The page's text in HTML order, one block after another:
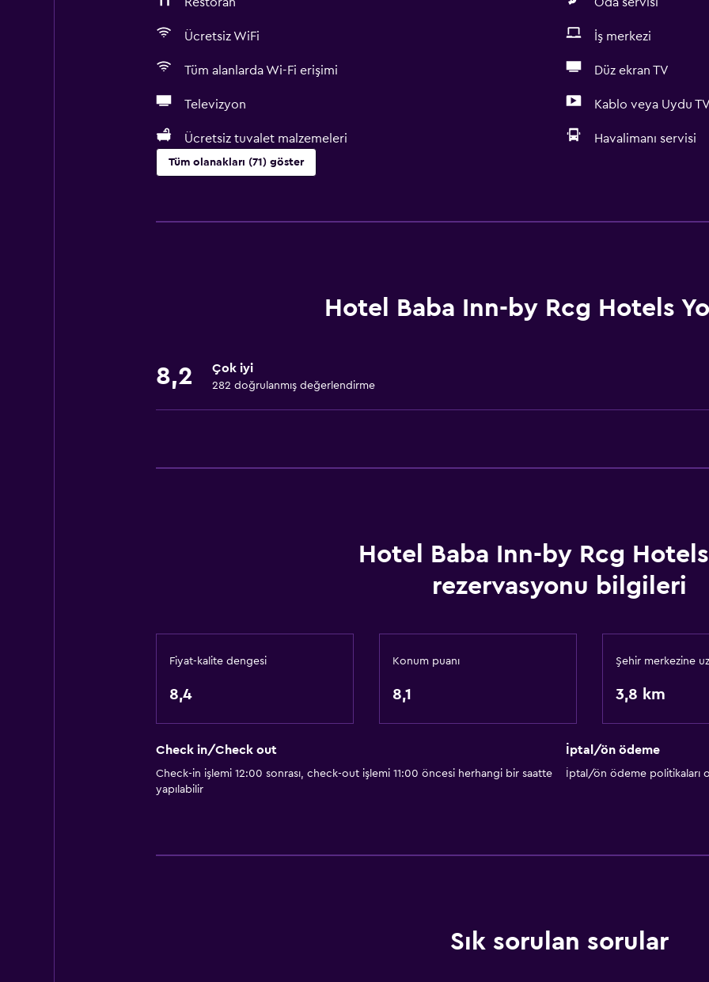
Ücretsiz WiFi İş merkezi
Tüm alanlarda Wi-Fi erişimi Düz ekran TV
Televizyon Kablo veya Uydu
Ücretsiz tuvalet malzemeleri Havalimanı servisi
Tüm olanakları (71) göster
ATM bulunur
Toplantı/Resmi Yemek
Ücretsiz WiFi
Karo/mermer yer döşemesi
Depo
Sağlık ve güvenlik
Günlük oda hizmetleri
İlk yardım seti
24 saat güvenlik
Kasa
Banyo
Duş
Çamaşırhane
Hotel Baba Inn-by Rcg Hotels
8,2 Çok iyi
282 doğrulanmış değerlendirme
Hotel Baba Inn-by Rcg
rezervasyonu bilgileri
Fiyat-kalite dengesi
8,4
Konum puanı
8,1
Şehir merkezine
3,8 km
Check in/Check out
Check-in işlemi 12:00 sonrası, check-out işlemi 11:00 öncesi herhangi bir saatte
yapılabilir
İptal/ön ödeme
İptal/ön ödeme politikaları
Sık sorulan sorular